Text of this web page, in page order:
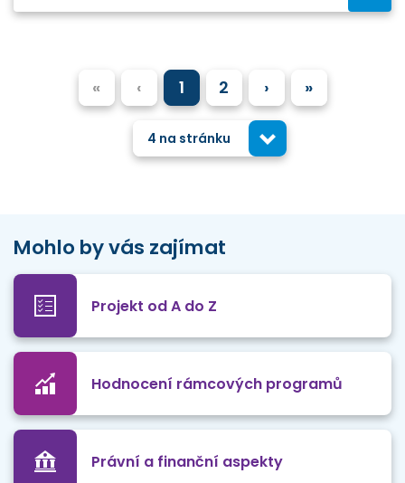
« ‹ 1 2 › »
4 na stránku
Mohlo by vás zajímat
Projekt od A do Z
Hodnocení rámcových programů
Právní a finanční aspekty